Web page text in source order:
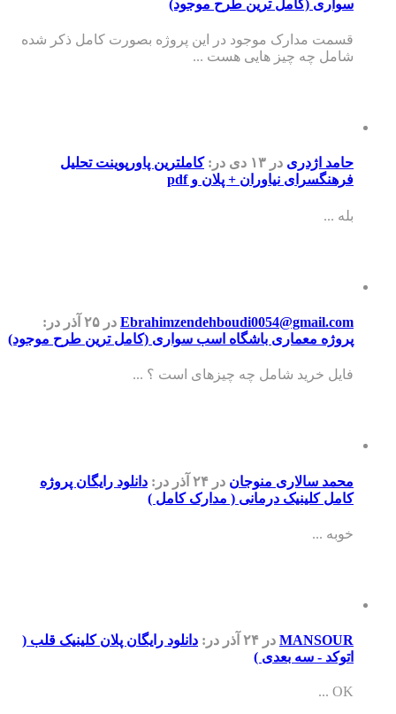
سواری (کامل ترین طرح موجود)
قسمت مدارک موجود در این پروژه بصورت کامل ذکر شده
شامل چه چیز هایی هست ...
حامد اژدری در ۱۳ دی در: کاملترین پاورپوینت تحلیل
فرهنگسرای نیاوران + پلان و pdf
بله ...
Ebrahimzendehboudi0054@gmail.com در ۲۵ آذر
در:
پروژه معماری باشگاه اسب سواری (کامل ترین طرح موجود)
فایل خرید شامل چه چیزهای است ؟ ...
محمد سالاری منوجان در ۲۴ آذر در: دانلود رایگان پروژه
کامل کلینیک درمانی ( مدارک کامل )
خوبه ...
MANSOUR در ۲۴ آذر در: دانلود رایگان پلان کلینیک قلب (
اتوکد - سه بعدی )
OK ...